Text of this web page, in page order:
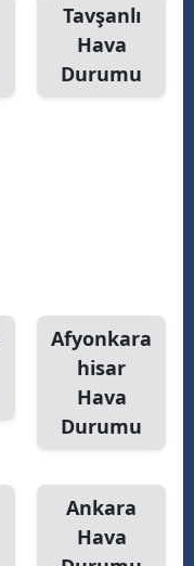
Tavşanlı
Hava
Durumu
Afyonkara
hisar
Hava
Durumu
Ankara
Hava